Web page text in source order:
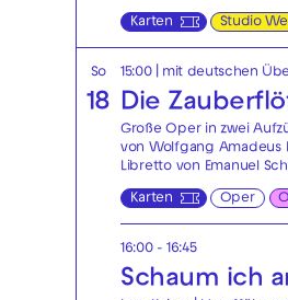
Karten Studio
So
18
15:00| mit deutschen
Die
Große Oper in zwei
von Wolfgang Amadeus
Libretto von Emanuel
Karten Oper
16:00 - 16:45
Schaum ich